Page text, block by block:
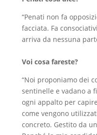
“Penati non fa
facciata. Fa
arriva da nessuna
Voi cosa fareste?
“Noi proponiamo dei
sentinelle e vadano a
ogni appalto per
come vengono
concreto. Gestito da